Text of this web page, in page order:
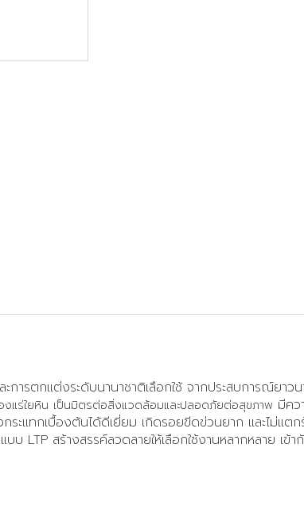
ารตกแต่งระดับนานาชาติเลือกใช้ จากประสบการณ์ยา
งแร่ใยหิน เป็นมิตรต่อสิ่งแวดล้อมและปลอดภัยต่อสุขภาพ มีคว
แทกเบื้องต้นได้ดีเยี่ยม เกิดรอยขีดข่วนยาก และไม่แต
บ LTP สร้างสรรค์ลวดลายให้เลือกใช้งานหลากหลาย เ